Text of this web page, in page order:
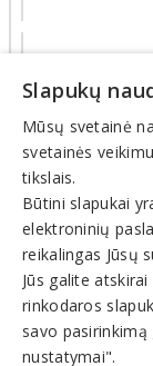
sritys
Kompiuterių
programinė
© INFOMINTA,
6900 1551. El.
Pagrindinis
Tikslinti
Transportas
El. parduotuvės
Slapukų
Mūsų svetainė
svetainės
tikslais.
Būtini slapukai
elektroninių
reikalingas Jūsų
Jūs galite
rinkodaros
savo
nustatymai".